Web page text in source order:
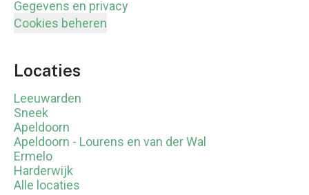
Gegevens en privacy
Cookies beheren
Locaties
Leeuwarden
Sneek
Apeldoorn
Apeldoorn - Lourens en van der Wal
Ermelo
Harderwijk
Alle locaties